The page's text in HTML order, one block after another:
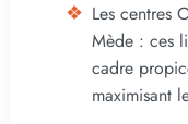
Les centres
Mède : ces
cadre
maximisant